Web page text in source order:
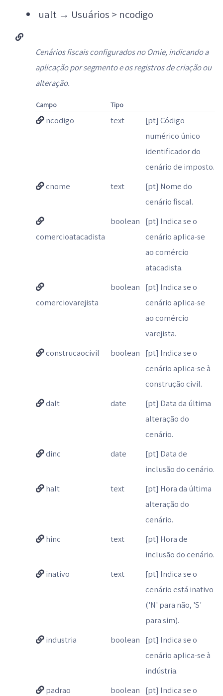
ualt → Usuários > ncodigo
Cenários fiscais configurados no Omie, indicando a
aplicação por segmento e os registros de criação ou
alteração.
Campo Tipo
ncodigo text
[pt] Código
numérico único
identificador do
cenário de imposto.
cnome
text
[pt] Nome do
cenário fiscal.
comercioatacadista
boolean [pt] Indica se o
cenário aplica-se
ao comércio
atacadista.
comerciovarejista
boolean [pt] Indica se o
cenário aplica-se
ao comércio
varejista.
construcaocivil
boolean [pt] Indica se o
cenário aplica-se à
construção civil.
dalt
date
[pt] Data da última
alteração do
cenário.
dinc
date
[pt] Data de
inclusão do cenário.
halt
text
[pt] Hora da última
alteração do
cenário.
hinc
text
[pt] Hora de
inclusão do cenário.
inativo
text
[pt] Indica se o
cenário está inativo
('N' para não, 'S'
para sim).
industria
boolean [pt] Indica se o
cenário aplica-se à
indústria.
padrao
boolean [pt] Indica se o